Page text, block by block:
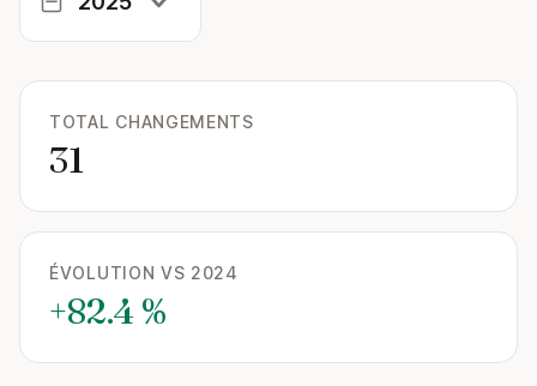
TOTAL CHANGEMENTS
31
ÉVOLUTION VS 2024
+82.4 %